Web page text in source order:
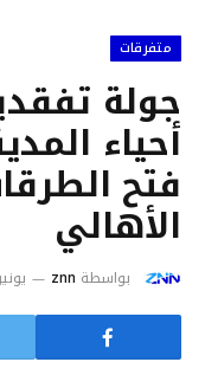
متفرقات
جولة
أحياء
فتح
الأهالي
بواسطة znn يونيو 15,